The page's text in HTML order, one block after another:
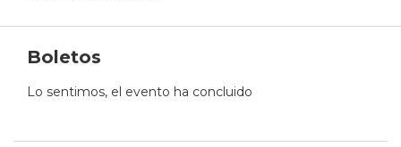
Boletos
Lo sentimos, el evento ha concluido